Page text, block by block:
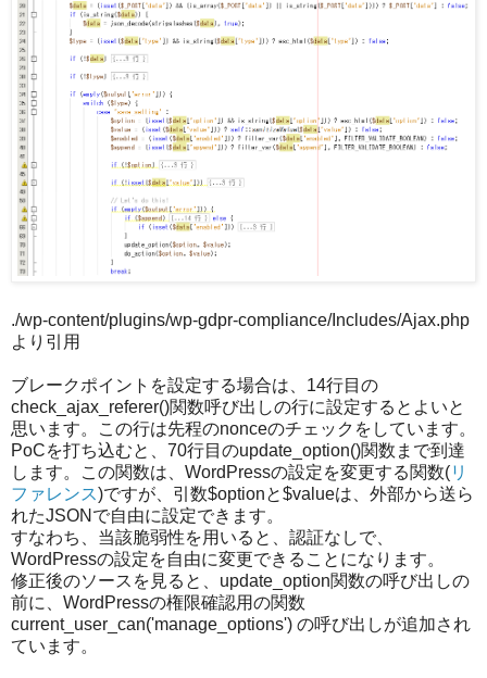
./wp-content/plugins/wp-gdpr-compliance/Includes/Ajax.php
より引用
ブレークポイントを設定する場合は、14行目の
check_ajax_referer()関数呼び出しの行に設定するとよいと
思います。この行は先程のnonceのチェックをしています。
PoCを打ち込むと、70行目のupdate_option()関数まで到達
します。この関数は、WordPressの設定を変更する関数(リ
ファレンス)ですが、引数$optionと$valueは、外部から送ら
れたJSONで自由に設定できます。
すなわち、当該脆弱性を用いると、認証なしで、
WordPressの設定を自由に変更できることになります。
修正後のソースを見ると、update_option関数の呼び出しの
前に、WordPressの権限確認用の関数
current_user_can('manage_options') の呼び出しが追加され
ています。